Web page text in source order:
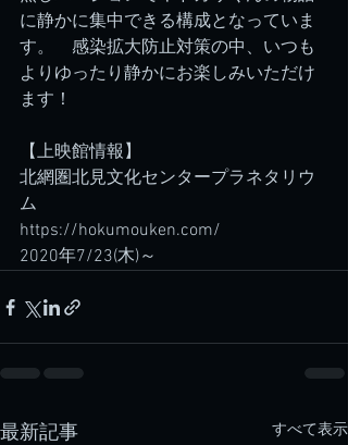
に静かに集中できる構成となっていま
す。　感染拡大防止対策の中、いつも
よりゆったり静かにお楽しみいただけ
ます！
【上映館情報】
北網圏北見文化センタープラネタリウ
ム
https://hokumouken.com/
2020年7/23(木)～
最新記事 すべて表示